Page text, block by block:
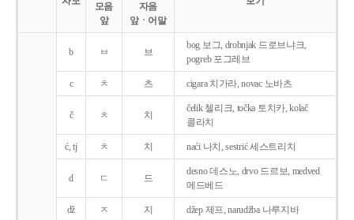
모음
앞
자음
앞ㆍ어말
b ㅂ 브
bog 보그, drobnjak 드로브냐크,
pogreb 포그레브
c ㅊ 츠 cigara 치가라, novac 노바츠
č ㅊ 치
čelik 첼리크, točka 토치카, kolač
콜라치
ć, tj ㅊ 치 naći 나치, sestrić 세스트리치
d ㄷ 드
desno 데스노, drvo 드르보, medved
메드베드
dž ㅈ 지 džep 제프, narudžba 나루지바